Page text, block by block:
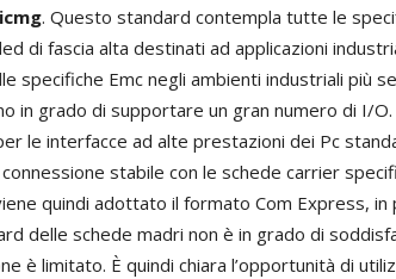
. Questo standard contempla tutte le
di fascia alta destinati ad applicazioni
specifiche Emc negli ambienti industriali più
in grado di supportare un gran numero di I/
le interfacce ad alte prestazioni dei Pc
stabile con le schede carrier
quindi adottato il formato Com Express, in
delle schede madri non è in grado di
è limitato. È quindi chiara l’opportunità di